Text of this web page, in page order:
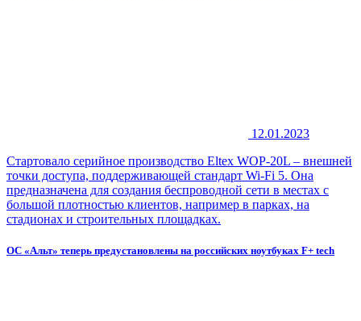
12.01.2023
Стартовало серийное производство Eltex WOP-20L – внешней
точки доступа, поддерживающей стандарт Wi-Fi 5. Она
предназначена для создания беспроводной сети в местах с
большой плотностью клиентов, например в парках, на
стадионах и строительных площадках.
ОС «Альт» теперь предустановлены на российских ноутбуках F+ tech